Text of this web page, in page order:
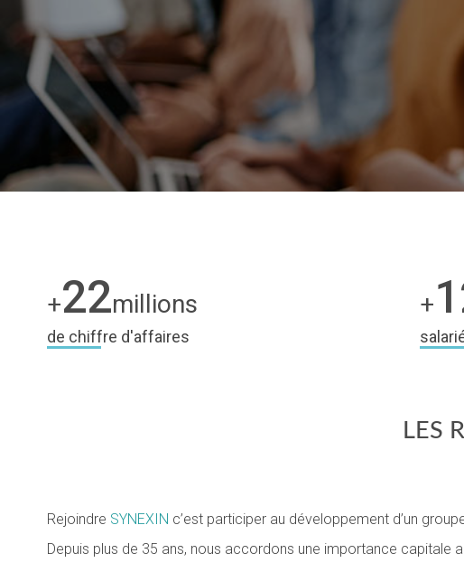
+22millions
de chiffre d'affaires
+
LES
Rejoindre SYNEXIN c’est participer au développement d’un
Depuis plus de 35 ans, nous accordons une importance capitale